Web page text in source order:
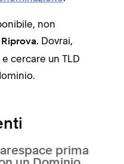
non
Riprova. Dovrai,
e cercare un TLD
prima